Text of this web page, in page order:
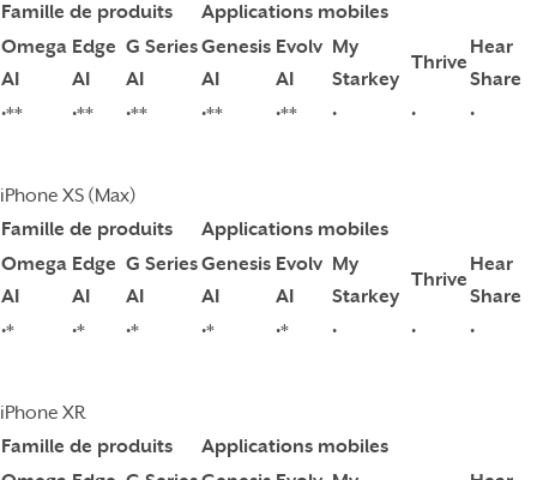
Famille de produits
Applications mobiles
Omega
AI
Edge
AI
G Series
AI
Genesis
AI
Evolv
AI
My
Starkey
Thrive
Hear
Share
•**
•** •** •** •** • • •
iPhone XS (Max)
Famille de produits
Applications mobiles
Omega
AI
Edge
AI
G Series
AI
Genesis
AI
Evolv
AI
My
Starkey
Thrive
Hear
Share
•*
•* •* •* •* • • •
iPhone XR
Famille de produits
Applications mobiles